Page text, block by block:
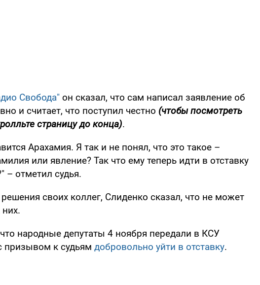
Свобода" он сказал, что сам написал заявление об
и считает, что поступил честно (чтобы посмотреть
страницу до конца).
Арахамия. Я так и не понял, что это такое –
или явление? Так что ему теперь идти в отставку
– отметил судья.
своих коллег, Слиденко сказал, что не может
них.
народные депутаты 4 ноября передали в КСУ
призывом к судьям добровольно уйти в отставку.